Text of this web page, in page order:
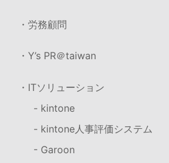
・労務顧問
・Y’s PR＠taiwan
・ITソリューション
- kintone
- kintone人事評価システム
- Garoon